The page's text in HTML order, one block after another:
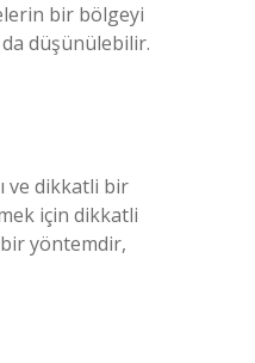
bir bölgeyi
düşünülebilir.
ve dikkatli bir
için dikkatli
bir yöntemdir,